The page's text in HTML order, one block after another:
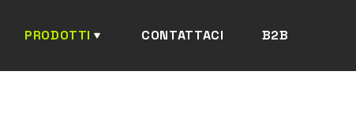
PRODOTTI CONTATTACI B2B